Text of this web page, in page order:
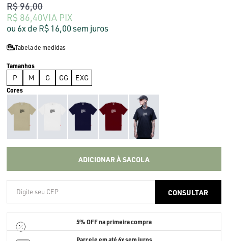
R$ 86,40VIA PIX
R$ 96,00
6x R$ 16,00sem juros
Tabela de medidas
P M G GG EXG
ADICIONAR À SACOLA
5% OFFna primeira compra
Parcele em até6x sem juros